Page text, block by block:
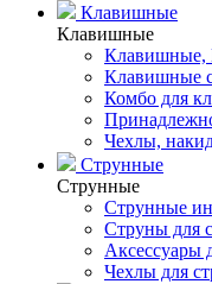
Клавишные
Клавишные
Клавишные,
Клавишные
Комбо для
Чехлы,
Струнные
Струнные
Струнные
Струны для
Аксессуары
Чехлы для